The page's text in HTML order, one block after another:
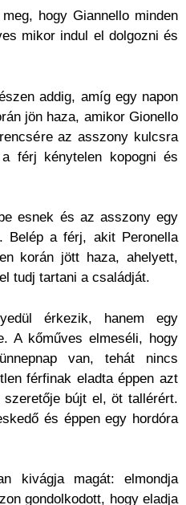
hogy Giannello minden
mikor indul el dolgozni és
addig, amíg egy napon
jön haza, amikor Gionello
az asszony kulcsra
férj kénytelen kopogni és
esnek és az asszony egy
Belép a férj, akit Peronella
korán jött haza, ahelyett,
tudj tartani a családját.
érkezik, hanem egy
A kőműves elmeséli, hogy
van, tehát nincs
férfinak eladta éppen azt
bújt el, öt tallérért.
és éppen egy hordóra
kivágja magát: elmondja
gondolkodott, hogy eladja